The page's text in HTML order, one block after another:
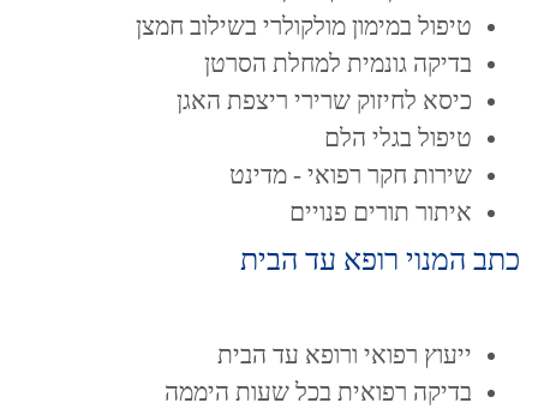
טיפול במימון מולקולרי בשילוב חמצן
בדיקה גונמית למחלת הסרטן
כיסא לחיזוק שרירי ריצפת האגן
טיפול בגלי הלם
שירות חקר רפואי - מדינט
איתור תורים פנויים
כתב המנוי רופא עד הבית
ייעוץ רפואי ורופא עד הבית
בדיקה רפואית בכל שעות היממה